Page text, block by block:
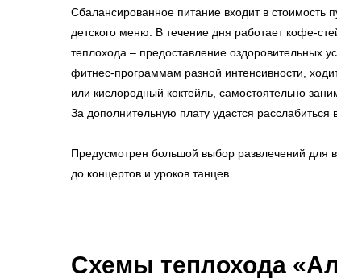
Сбалансированное питание входит в стоимость
детского меню. В течение дня работает кофе-
теплохода – предоставление оздоровительных
фитнес-программам разной интенсивности,
или кислородный коктейль, самостоятельно
За дополнительную плату удастся расслабиться
Предусмотрен большой выбор развлечений для
до концертов и уроков танцев.
Схемы теплохода